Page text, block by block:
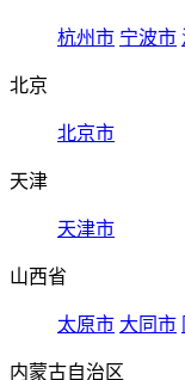
杭州市 宁波市
北京
北京市
天津
天津市
山西省
太原市 大同市
内蒙古自治区